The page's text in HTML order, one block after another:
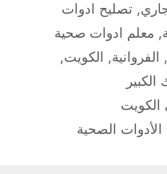
, تصليح ادوات
, معلم ادوات صحية
, الفروانية, الكويت,
الكبير
الصحية